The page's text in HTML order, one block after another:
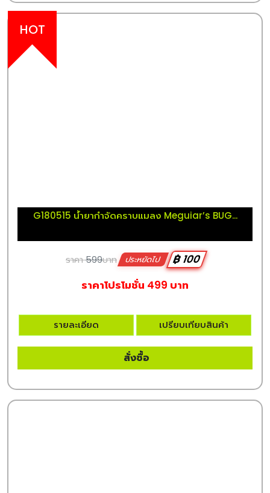
HOT
G180515 น้ำยากำจัดคราบแมลง Meguiar’s BUG...
ราคา599บาท ประหยัดไป
฿ 100
ราคาโปรโมชั่น 499 บาท
รายละเอียด เปรียบเทียบสินค้า
สั่งซื้อ